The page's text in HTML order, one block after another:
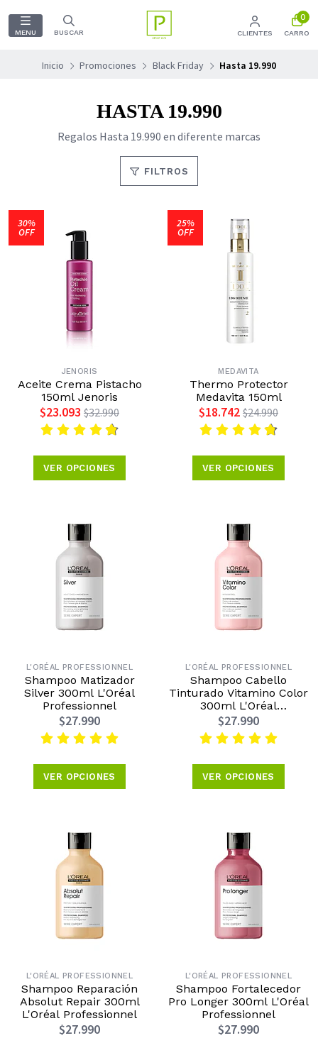
MENU BUSCAR CLIENTES
0
CARRO
Inicio Promociones Black Friday Hasta 19.990
HASTA 19.990
Regalos Hasta 19.990 en diferente marcas
FILTROS
30%
OFF
JENORIS
Aceite Crema Pistacho
150ml Jenoris
$23.093 $32.990
VER OPCIONES
25%
OFF
MEDAVITA
Thermo Protector
Medavita 150ml
$18.742 $24.990
VER OPCIONES
L'ORÉAL PROFESSIONNEL
Shampoo Matizador
Silver 300ml L'Oréal
Professionnel
$27.990
VER OPCIONES
L'ORÉAL PROFESSIONNEL
Shampoo Cabello
Tinturado Vitamino Color
300ml L'Oréal
Professionnel
$27.990
VER OPCIONES
L'ORÉAL PROFESSIONNEL
Shampoo Reparación
Absolut Repair 300ml
L'Oréal Professionnel
$27.990
L'ORÉAL PROFESSIONNEL
Shampoo Fortalecedor
Pro Longer 300ml L'Oréal
Professionnel
$27.990